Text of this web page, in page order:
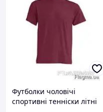
Футболки чоловічі
спортивні тенніски літні